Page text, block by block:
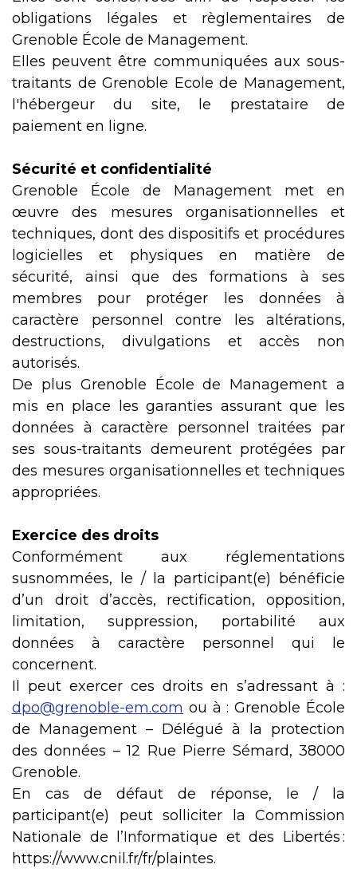
obligations légales et règlementaires de
Grenoble École de Management.
Elles peuvent être communiquées aux sous-
traitants de Grenoble Ecole de Management,
l'hébergeur du site, le prestataire de
paiement en ligne.
Sécurité et confidentialité
Grenoble École de Management met en
œuvre des mesures organisationnelles et
techniques, dont des dispositifs et procédures
logicielles et physiques en matière de
sécurité, ainsi que des formations à ses
membres pour protéger les données à
caractère personnel contre les altérations,
destructions, divulgations et accès non
autorisés.
De plus Grenoble École de Management a
mis en place les garanties assurant que les
données à caractère personnel traitées par
ses sous-traitants demeurent protégées par
des mesures organisationnelles et techniques
appropriées.
Exercice des droits
Conformément aux réglementations
susnommées, le / la participant(e) bénéficie
d’un droit d’accès, rectification, opposition,
limitation, suppression, portabilité aux
données à caractère personnel qui le
concernent.
Il peut exercer ces droits en s’adressant à :
dpo@grenoble-em.com ou à : Grenoble École
de Management – Délégué à la protection
des données – 12 Rue Pierre Sémard, 38000
Grenoble.
En cas de défaut de réponse, le / la
participant(e) peut solliciter la Commission
Nationale de l’Informatique et des Libertés :
https://www.cnil.fr/fr/plaintes.